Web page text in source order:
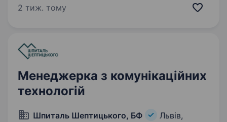
маркетинг-лідера, який візьме на себе
2 тиж. тому
Менеджерка з комунікаційних
технологій
Шпиталь Шептицького, БФ
Львів,